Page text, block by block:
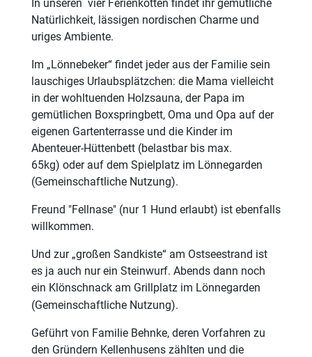
In unseren vier Ferienkotten findet ihr gemütliche
Natürlichkeit, lässigen nordischen Charme und
uriges Ambiente.
Im „Lönnebeker“ findet jeder aus der Familie sein
lauschiges Urlaubsplätzchen: die Mama vielleicht
in der wohltuenden Holzsauna, der Papa im
gemütlichen Boxspringbett, Oma und Opa auf der
eigenen Gartenterrasse und die Kinder im
Abenteuer-Hüttenbett (belastbar bis max.
65kg) oder auf dem Spielplatz im Lönnegarden
(Gemeinschaftliche Nutzung).
Freund "Fellnase" (nur 1 Hund erlaubt) ist ebenfalls
willkommen.
Und zur „großen Sandkiste“ am Ostseestrand ist
es ja auch nur ein Steinwurf. Abends dann noch
ein Klönschnack am Grillplatz im Lönnegarden
(Gemeinschaftliche Nutzung).
Geführt von Familie Behnke, deren Vorfahren zu
den Gründern Kellenhusens zählten und die